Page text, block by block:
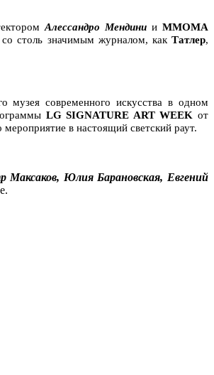
Алессандро МендинииММОМА
со столь значимым журналом, какТатлер,
музея современного искусства в одном
LG SIGNATURE ART WEEK от
в настоящий светский раут.
Юлия Барановская, Евгений